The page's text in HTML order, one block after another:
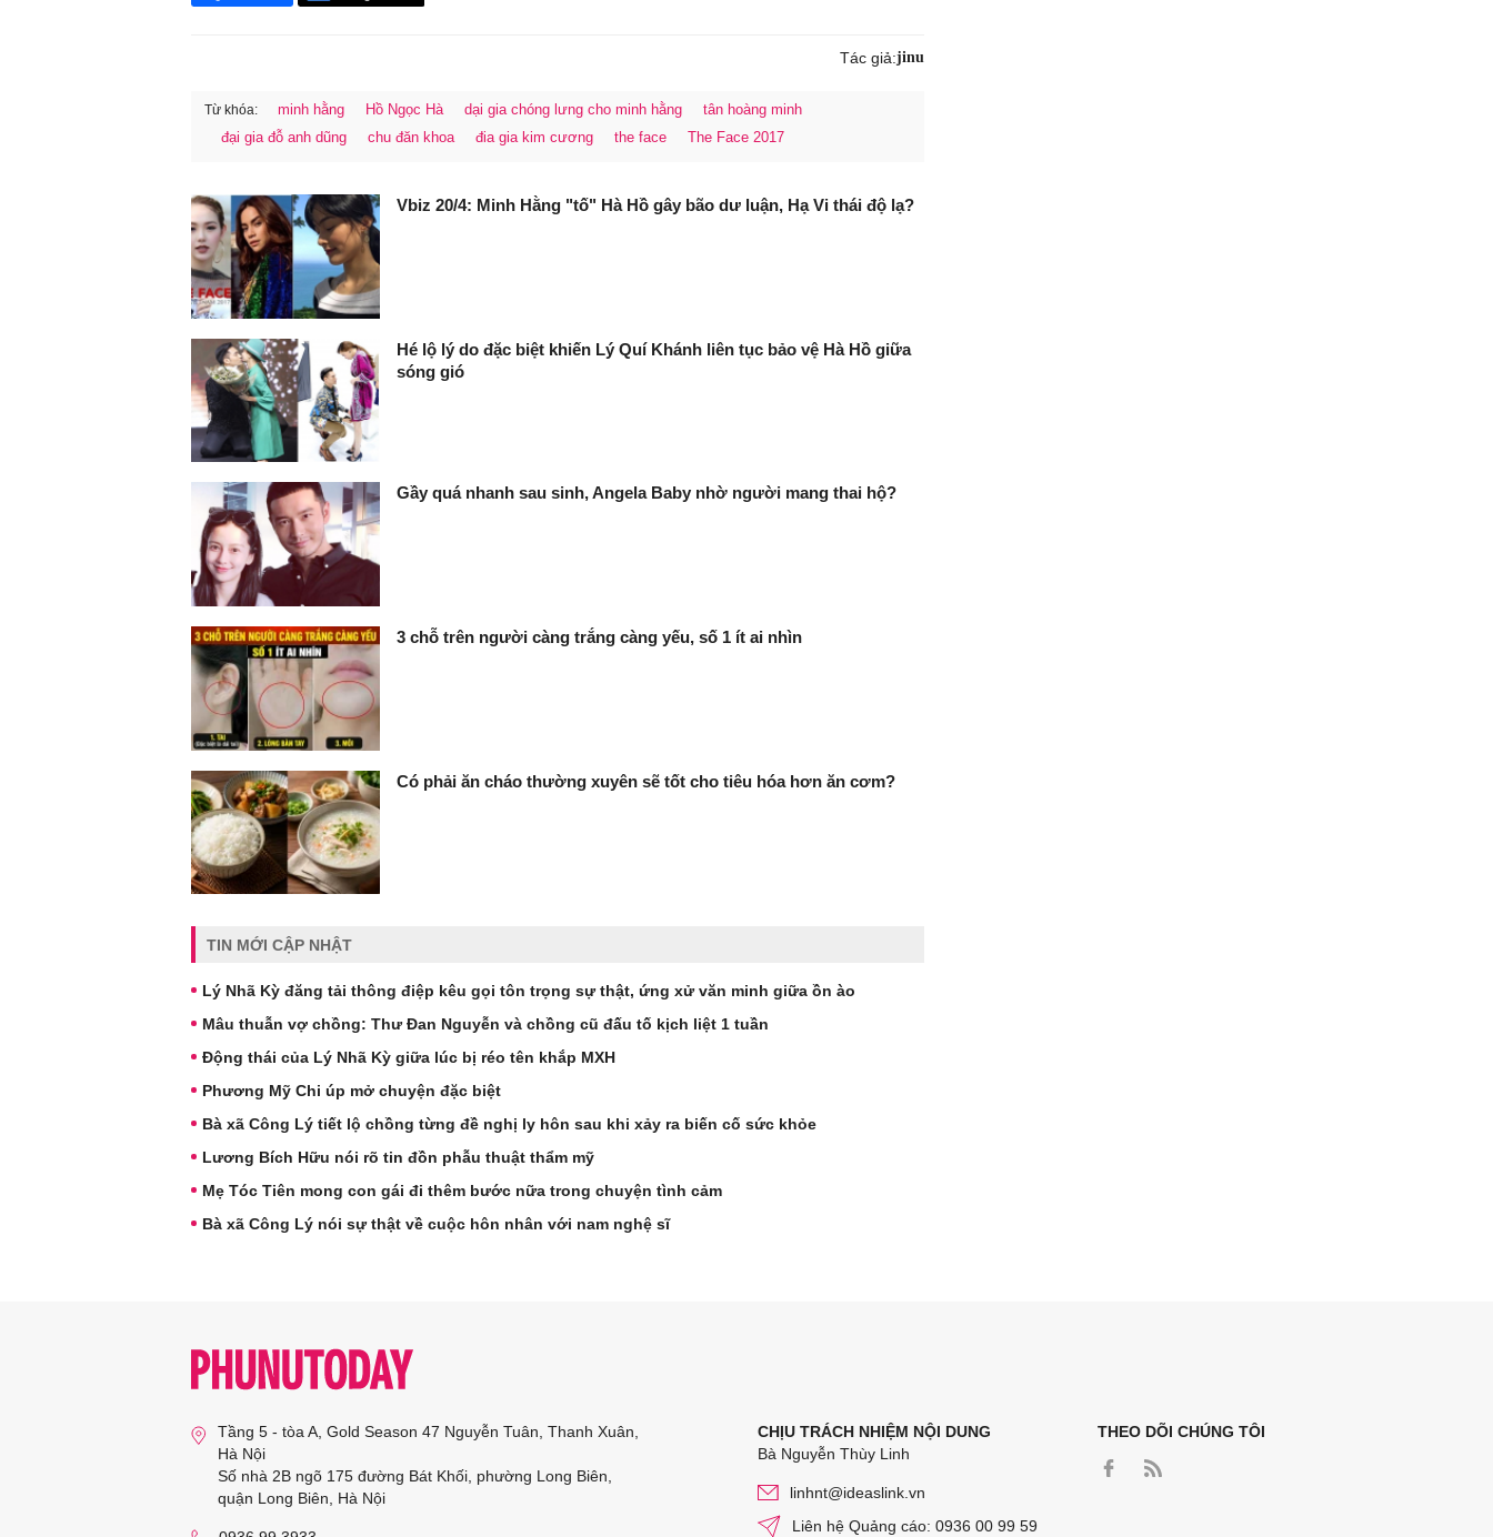
FaceBook
Tác giả:jinu
Từ khóa: minh hằng Hồ Ngọc Hà dại gia chóng lưng cho minh hằng
tân hoàng minh
đại gia đỗ anh dũng
chu đăn khoa đia gia kim cương the face The Face 2017
Vbiz 20/4: Minh Hằng "tố" Hà Hồ gây bão dư luận, Hạ Vi thái độ lạ?
Hé lộ lý do đặc biệt khiến Lý Quí Khánh liên tục bảo vệ Hà Hồ giữa
sóng gió
Gầy quá nhanh sau sinh, Angela Baby nhờ người mang thai hộ?
3 chỗ trên người càng trắng càng yếu, số 1 ít ai nhìn
Có phải ăn cháo thường xuyên sẽ tốt cho tiêu hóa hơn ăn cơm?
TIN MỚI CẬP NHẬT
Lý Nhã Kỳ đăng tải thông điệp kêu gọi tôn trọng sự thật, ứng xử văn minh giữa ồn ào
Mâu thuẫn vợ chồng: Thư Đan Nguyễn và chồng cũ đấu tố kịch liệt 1 tuần
Động thái của Lý Nhã Kỳ giữa lúc bị réo tên khắp MXH
Phương Mỹ Chi úp mở chuyện đặc biệt
Bà xã Công Lý tiết lộ chồng từng đề nghị ly hôn sau khi xảy ra biến cố sức khỏe
Lương Bích Hữu nói rõ tin đồn phẫu thuật thẩm mỹ
Mẹ Tóc Tiên mong con gái đi thêm bước nữa trong chuyện tình cảm
Bà xã Công Lý nói sự thật về cuộc hôn nhân với nam nghệ sĩ
Tầng 5 - tòa A, Gold Season 47 Nguyễn Tuân, Thanh Xuân,
Hà Nội
Số nhà 2B ngõ 175 đường Bát Khối, phường Long Biên,
quận Long Biên, Hà Nội
CHỊU TRÁCH NHIỆM NỘI DUNG
Bà Nguyễn Thùy Linh
linhnt@ideaslink.vn
Liên hệ Quảng cáo: 0936 00 99 59
THEO DÕI CHÚNG TÔI